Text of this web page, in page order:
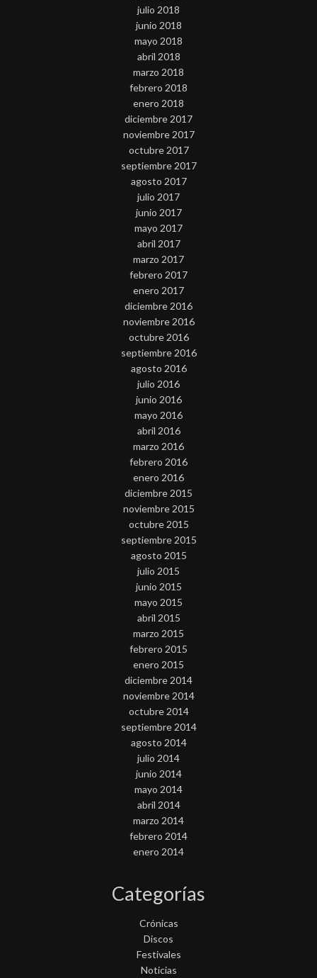
julio 2018
junio 2018
mayo 2018
abril 2018
marzo 2018
febrero 2018
enero 2018
diciembre 2017
noviembre 2017
octubre 2017
septiembre 2017
agosto 2017
julio 2017
junio 2017
mayo 2017
abril 2017
marzo 2017
febrero 2017
enero 2017
diciembre 2016
noviembre 2016
octubre 2016
septiembre 2016
agosto 2016
julio 2016
junio 2016
mayo 2016
abril 2016
marzo 2016
febrero 2016
enero 2016
diciembre 2015
noviembre 2015
octubre 2015
septiembre 2015
agosto 2015
julio 2015
junio 2015
mayo 2015
abril 2015
marzo 2015
febrero 2015
enero 2015
diciembre 2014
noviembre 2014
octubre 2014
septiembre 2014
agosto 2014
julio 2014
junio 2014
mayo 2014
abril 2014
marzo 2014
febrero 2014
enero 2014
Categorías
Crónicas
Discos
Festivales
Noticias